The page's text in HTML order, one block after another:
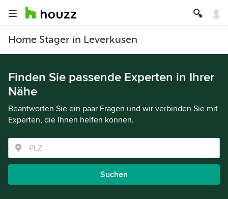
Home Stager in Leverkusen
Finden Sie passende Experten in Ihrer
Nähe
Beantworten Sie ein paar Fragen und wir verbinden Sie mit
Experten, die Ihnen helfen können.
Suchen